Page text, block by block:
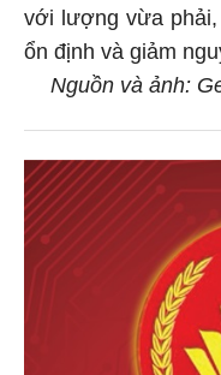
với lượng vừa
ổn định và giảm
Nguồn và ảnh: